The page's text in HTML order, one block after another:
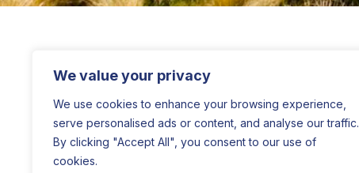
We value your privacy
We use cookies to enhance your browsing experience,
serve personalised ads or content, and analyse our traffic.
By clicking "Accept All", you consent to our use of
cookies.